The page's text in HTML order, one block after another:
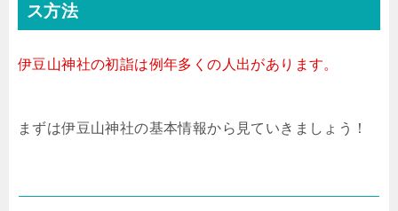
ス方法
伊豆山神社の初詣は例年多くの人出があります。
まずは伊豆山神社の基本情報から見ていきましょう！